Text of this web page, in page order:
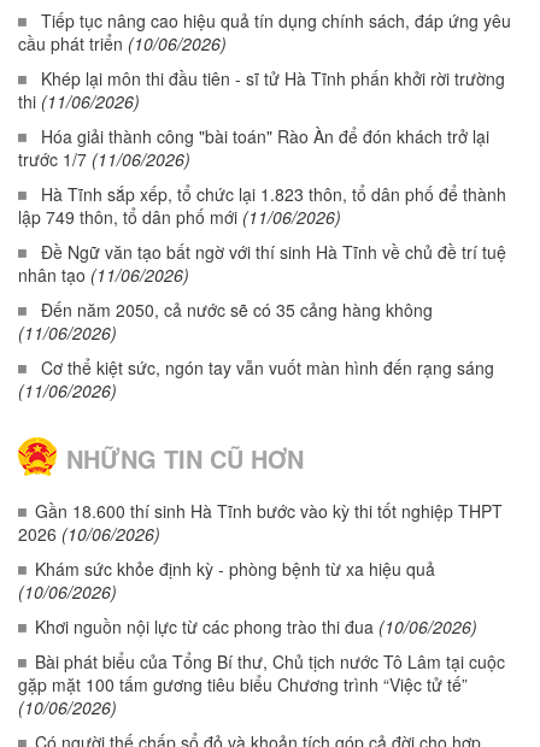
Tiếp tục nâng cao hiệu quả tín dụng chính sách, đáp ứng yêu
cầu phát triển (10/06/2026)
Khép lại môn thi đầu tiên - sĩ tử Hà Tĩnh phấn khởi rời trường
thi (11/06/2026)
Hóa giải thành công "bài toán" Rào Àn để đón khách trở lại
trước 1/7 (11/06/2026)
Hà Tĩnh sắp xếp, tổ chức lại 1.823 thôn, tổ dân phố để thành
lập 749 thôn, tổ dân phố mới (11/06/2026)
Đề Ngữ văn tạo bất ngờ với thí sinh Hà Tĩnh về chủ đề trí tuệ
nhân tạo (11/06/2026)
Đến năm 2050, cả nước sẽ có 35 cảng hàng không
(11/06/2026)
Cơ thể kiệt sức, ngón tay vẫn vuốt màn hình đến rạng sáng
(11/06/2026)
NHỮNG TIN CŨ HƠN
Gần 18.600 thí sinh Hà Tĩnh bước vào kỳ thi tốt nghiệp THPT
2026 (10/06/2026)
Khám sức khỏe định kỳ - phòng bệnh từ xa hiệu quả
(10/06/2026)
Khơi nguồn nội lực từ các phong trào thi đua (10/06/2026)
Bài phát biểu của Tổng Bí thư, Chủ tịch nước Tô Lâm tại cuộc
gặp mặt 100 tấm gương tiêu biểu Chương trình “Việc tử tế”
(10/06/2026)